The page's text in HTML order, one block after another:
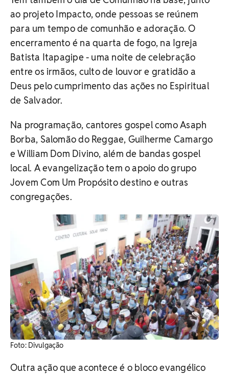
ao projeto Impacto, onde pessoas se reúnem
para um tempo de comunhão e adoração. O
encerramento é na quarta de fogo, na Igreja
Batista Itapagipe - uma noite de celebração
entre os irmãos, culto de louvor e gratidão a
Deus pelo cumprimento das ações no Espiritual
de Salvador.
Na programação, cantores gospel como Asaph
Borba, Salomão do Reggae, Guilherme Camargo
e William Dom Divino, além de bandas gospel
local. A evangelização tem o apoio do grupo
Jovem Com Um Propósito destino e outras
congregações.
Foto: Divulgação
Outra ação que acontece é o bloco evangélico